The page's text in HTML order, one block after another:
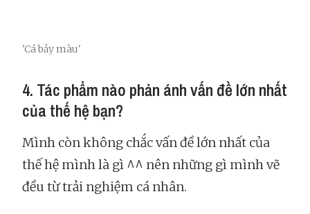
'Cá bảy màu'
4. Tác phẩm nào phản ánh vấn đề lớn nhất
của thế hệ bạn?
Mình còn không chắc vấn đề lớn nhất của
thế hệ mình là gì ^^ nên những gì mình vẽ
đều từ trải nghiệm cá nhân.